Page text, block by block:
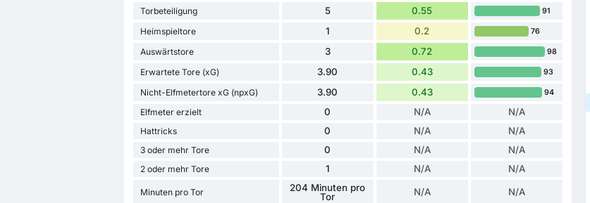
Torbeteiligung 5 0.55 91
Heimspieltore 1 0.2 76
Auswärtstore 3 0.72 98
Erwartete Tore (xG) 3.90 0.43 93
Nicht-Elfmetertore xG (npxG) 3.90 0.43 94
Elfmeter erzielt 0 N/A N/A
Hattricks 0 N/A N/A
3 oder mehr Tore 0 N/A N/A
2 oder mehr Tore 1 N/A N/A
Minuten pro Tor
204 Minuten pro
Tor
N/A N/A